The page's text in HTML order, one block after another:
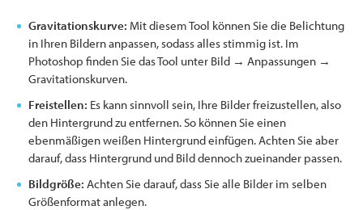
Gravitationskurve: Mit diesem Tool können Sie die Belichtung
in Ihren Bildern anpassen, sodass alles stimmig ist. Im
Photoshop finden Sie das Tool unter Bild → Anpassungen →
Gravitationskurven.
Freistellen: Es kann sinnvoll sein, Ihre Bilder freizustellen, also
den Hintergrund zu entfernen. So können Sie einen
ebenmäßigen weißen Hintergrund einfügen. Achten Sie aber
darauf, dass Hintergrund und Bild dennoch zueinander passen.
Bildgröße: Achten Sie darauf, dass Sie alle Bilder im selben
Größenformat anlegen.